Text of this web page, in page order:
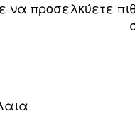
να προσελκύετε